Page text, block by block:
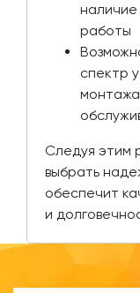
работы
спектр
Следуя этим
выбрать
обеспечит
и